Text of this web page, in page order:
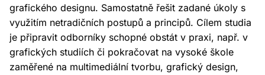
grafického designu. Samostatně řešit zadané úkoly s
využitím netradičních postupů a principů. Cílem studia
je připravit odborníky schopné obstát v praxi, např. v
grafických studiích či pokračovat na vysoké škole
zaměřené na multimediální tvorbu, grafický design,